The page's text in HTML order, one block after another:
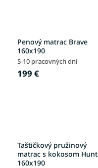
Penový matrac Brave
160x190
5-10 pracovných dní
199 €
Taštičkový pružinový
matrac s kokosom Hunt
160x190